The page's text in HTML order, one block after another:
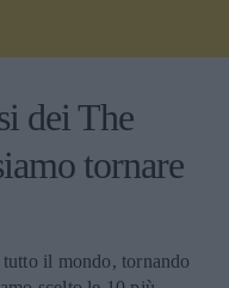
dei The
tornare
il mondo, tornando